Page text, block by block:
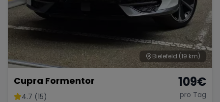
Bielefeld (19 km)
Cupra Formentor
4.7 (15)
109€
pro Tag